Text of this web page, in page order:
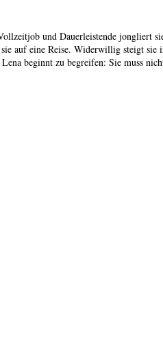
und Dauerleistende
auf eine Reise. Widerwillig steigt
beginnt zu begreifen: Sie muss